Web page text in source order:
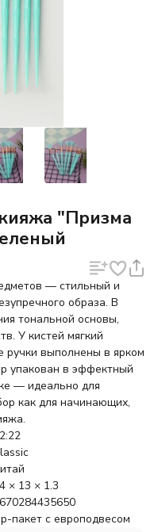
"Призма
— стильный и
образа. В
тональной основы,
У кистей мягкий
ручки выполнены в ярком
упакован в эффектный
— идеально для
как для начинающих,
× 13 × 1.3
пакет с европодвесом